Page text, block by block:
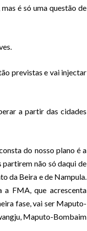
é só uma questão de
previstas e vai injectar
a partir das cidades
do nosso plano é a
não só daqui de
da Beira e de Nampula.
FMA, que acrescenta
fase, vai ser Maputo-
Maputo-Bombaim